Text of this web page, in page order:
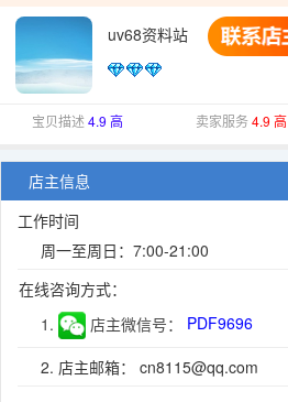
uv68资料站
宝贝描述 4.9 高 卖家服务4.9 高
店主信息
工作时间
周一至周日：7:00-21:00
在线咨询方式：
1.
店主微信号：
PDF9696
2. 店主邮箱： cn8115@qq.com